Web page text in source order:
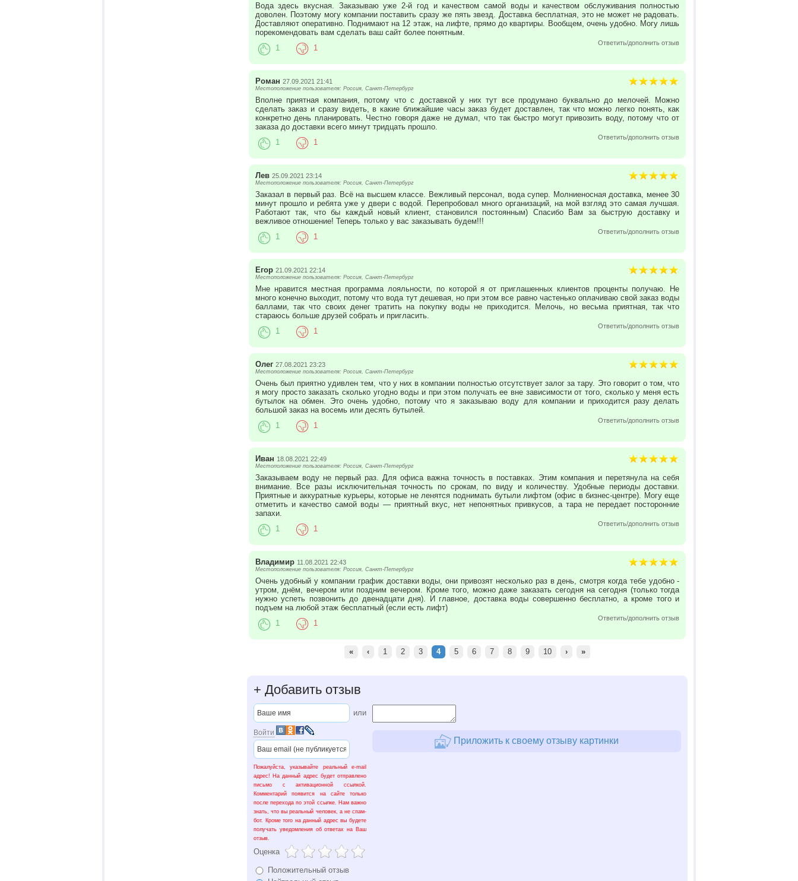
Вода здесь вкусная. Заказываю уже 2-й год и качеством самой воды и качеством обслуживания полностью
доволен. Поэтому могу компании поставить сразу же пять звезд. Доставка бесплатная, это не может не радовать.
Доставляют оперативно. Поднимают на 12 этаж, на лифте, прямо до квартиры. Вообщем, очень удобно. Могу лишь
порекомендовать вам сделать ваш сайт более понятным.
Ответить/дополнить отзыв
1 1
Роман 27.09.2021 21:41
Местоположение пользователя: Россия, Санкт-Петербург
Вполне приятная компания, потому что с доставкой у них тут все продумано буквально до мелочей. Можно
сделать заказ и сразу видеть, в какие ближайшие часы заказ будет доставлен, так что можно легко понять, как
конкретно день планировать. Честно говоря даже не думал, что так быстро могут привозить воду, потому что от
заказа до доставки всего минут тридцать прошло.
Ответить/дополнить отзыв
1 1
Лев 25.09.2021 23:14
Местоположение пользователя: Россия, Санкт-Петербург
Заказал в первый раз. Всё на высшем классе. Вежливый персонал, вода супер. Молниеносная доставка, менее 30
минут прошло и ребята уже у двери с водой. Перепробовал много организаций, на мой взгляд это самая лучшая.
Работают так, что бы каждый новый клиент, становился постоянным) Спасибо Вам за быструю доставку и
вежливое отношение! Теперь только у вас заказывать будем!!!
Ответить/дополнить отзыв
1 1
Егор 21.09.2021 22:14
Местоположение пользователя: Россия, Санкт-Петербург
Мне нравится местная программа лояльности, по которой я от приглашенных клиентов проценты получаю. Не
много конечно выходит, потому что вода тут дешевая, но при этом все равно частенько оплачиваю свой заказ воды
баллами, так что своих денег тратить на покупку воды не приходится. Мелочь, но весьма приятная, так что
стараюсь больше друзей собрать и пригласить.
Ответить/дополнить отзыв
1 1
Олег 27.08.2021 23:23
Местоположение пользователя: Россия, Санкт-Петербург
Очень был приятно удивлен тем, что у них в компании полностью отсутствует залог за тару. Это говорит о том, что
я могу просто заказать сколько угодно воды и при этом получать ее вне зависимости от того, сколько у меня есть
бутылок на обмен. Это очень удобно, потому что я заказываю воду для компании и приходится разу делать
большой заказ на восемь или десять бутылей.
Ответить/дополнить отзыв
1 1
Иван 18.08.2021 22:49
Местоположение пользователя: Россия, Санкт-Петербург
Заказываем воду не первый раз. Для офиса важна точность в поставках. Этим компания и перетянула на себя
внимание. Все разы исключительная точность по срокам, по виду и количеству. Удобные периоды доставки.
Приятные и аккуратные курьеры, которые не ленятся поднимать бутыли лифтом (офис в бизнес-центре). Могу еще
отметить и качество самой воды — приятный вкус, нет непонятных привкусов, а тара не передает посторонние
запахи.
Ответить/дополнить отзыв
1 1
Владимир 11.08.2021 22:43
Местоположение пользователя: Россия, Санкт-Петербург
Очень удобный у компании график доставки воды, они привозят несколько раз в день, смотря когда тебе удобно -
утром, днём, вечером или поздним вечером. Кроме того, можно даже заказать сегодня на сегодня (только тогда
нужно успеть позвонить до двенадцати дня). И главное, доставка воды совершенно бесплатно, а кроме того и
подъем на любой этаж бесплатный (если есть лифт)
Ответить/дополнить отзыв
1 1
« ‹ 1 2 3 4 5 6 7 8 9 10 › »
+ Добавить отзыв
или
Войти
Пожалуйста, указывайте реальный e-mail
адрес! На данный адрес будет отправлено
письмо с активационной ссылкой.
Комментарий появится на сайте только
после перехода по этой ссылке. Нам важно
знать, что вы реальный человек, а не спам-
бот. Кроме того на данный адрес вы будете
получать уведомления об ответах на Ваш
отзыв.
Оценка
Положительный отзыв
Приложить к своему отзыву картинки